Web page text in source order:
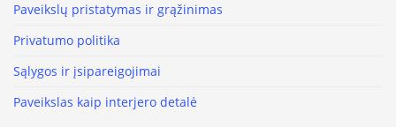
Paveikslų pristatymas ir grąžinimas
Privatumo politika
Sąlygos ir įsipareigojimai
Paveikslas kaip interjero detalė